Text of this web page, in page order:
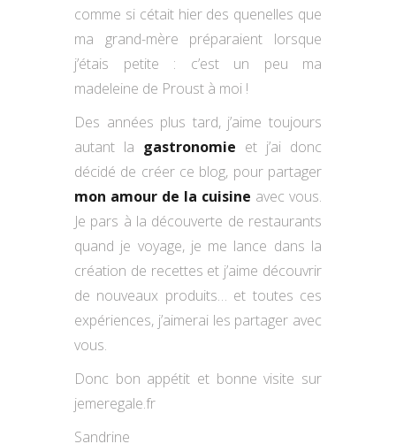
comme si cétait hier des quenelles que
ma grand-mère préparaient lorsque
j’étais petite : c’est un peu ma
madeleine de Proust à moi !
Des années plus tard, j’aime toujours
autant la gastronomie et j’ai donc
décidé de créer ce blog, pour partager
mon amour de la cuisine avec vous.
Je pars à la découverte de restaurants
quand je voyage, je me lance dans la
création de recettes et j’aime découvrir
de nouveaux produits… et toutes ces
expériences, j’aimerai les partager avec
vous.
Donc bon appétit et bonne visite sur
jemeregale.fr
Sandrine